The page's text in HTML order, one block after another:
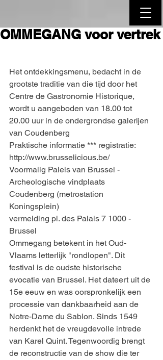
OMMEGANG voor vertrek
Het ontdekkingsmenu, bedacht in de
grootste traditie van die tijd door het
Centre de Gastronomie Historique,
wordt u aangeboden van 18.00 tot
20.00 uur in de ondergrondse galerijen
van Coudenberg
Praktische informatie *** registratie:
http://www.brusselicious.be/
Voormalig Paleis van Brussel -
Archeologische vindplaats
Coudenberg (metrostation
Koningsplein)
vermelding pl. des Palais 7 1000 -
Brussel
Ommegang betekent in het Oud-
Vlaams letterlijk "rondlopen". Dit
festival is de oudste historische
evocatie van Brussel. Het dateert uit de
15e eeuw en was oorspronkelijk een
processie van dankbaarheid aan de
Notre-Dame du Sablon. Sinds 1549
herdenkt het de vreugdevolle intrede
van Karel Quint. Tegenwoordig brengt
de reconstructie van de show die ter